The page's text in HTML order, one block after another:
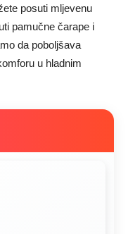
posuti mljevenu
pamučne čarape i
da poboljšava
u hladnim